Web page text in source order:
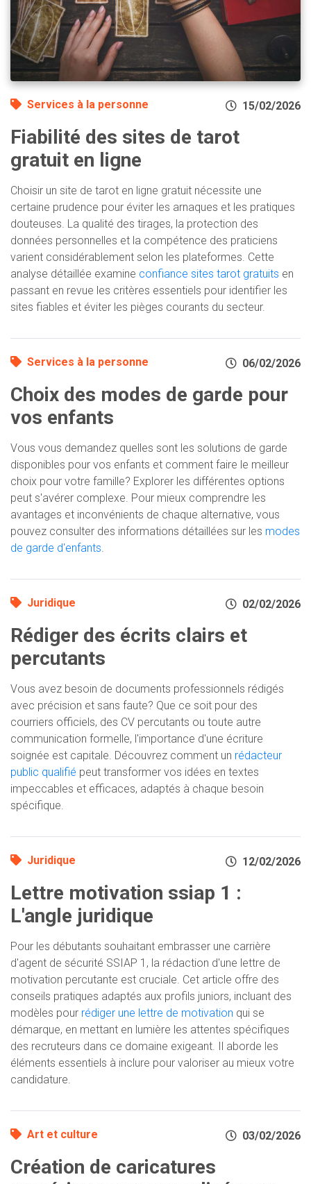
Services à la personne 15/02/2026
Fiabilité des sites de tarot
gratuit en ligne
Choisir un site de tarot en ligne gratuit nécessite une
certaine prudence pour éviter les arnaques et les pratiques
douteuses. La qualité des tirages, la protection des
données personnelles et la compétence des praticiens
varient considérablement selon les plateformes. Cette
analyse détaillée examine confiance sites tarot gratuits en
passant en revue les critères essentiels pour identifier les
sites fiables et éviter les pièges courants du secteur.
Services à la personne 06/02/2026
Choix des modes de garde pour
vos enfants
Vous vous demandez quelles sont les solutions de garde
disponibles pour vos enfants et comment faire le meilleur
choix pour votre famille? Explorer les différentes options
peut s'avérer complexe. Pour mieux comprendre les
avantages et inconvénients de chaque alternative, vous
pouvez consulter des informations détaillées sur les modes
de garde d'enfants
Juridique 02/02/2026
Rédiger des écrits clairs et
percutants
Vous avez besoin de documents professionnels rédigés
avec précision et sans faute? Que ce soit pour des
courriers officiels, des CV percutants ou toute autre
communication formelle, l'importance d'une écriture
soignée est capitale. Découvrez comment un rédacteur
public qualifié peut transformer vos idées en textes
impeccables et efficaces, adaptés à chaque besoin
spécifique.
Juridique 12/02/2026
Lettre motivation ssiap 1 :
L'angle juridique
Pour les débutants souhaitant embrasser une carrière
d'agent de sécurité SSIAP 1, la rédaction d'une lettre de
motivation percutante est cruciale. Cet article offre des
conseils pratiques adaptés aux profils juniors, incluant des
modèles pour rédiger une lettre de motivation qui se
démarque, en mettant en lumière les attentes spécifiques
des recruteurs dans ce domaine exigeant. Il aborde les
éléments essentiels à inclure pour valoriser au mieux votre
candidature.
Art et culture 03/02/2026
Création de caricatures